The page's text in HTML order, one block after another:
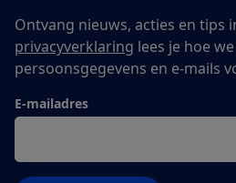
Ontvang nieuws, acties en tips
privacyverklaring lees je hoe
persoonsgegevens en e-mails
E-mailadres